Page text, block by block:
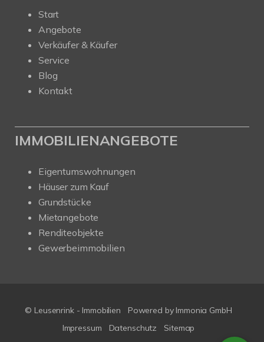
Start
Angebote
Verkäufer & Käufer
Service
Blog
Kontakt
IMMOBILIENANGEBOTE
Eigentumswohnungen
Häuser zum Kauf
Grundstücke
Mietangebote
Renditeobjekte
Gewerbeimmobilien
© Leusenrink - Immobilien
Powered by Immonia GmbH
Impressum
Datenschutz Sitemap